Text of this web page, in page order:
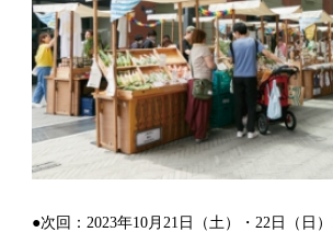
●次回：2023年10月21日（土）・22日（日